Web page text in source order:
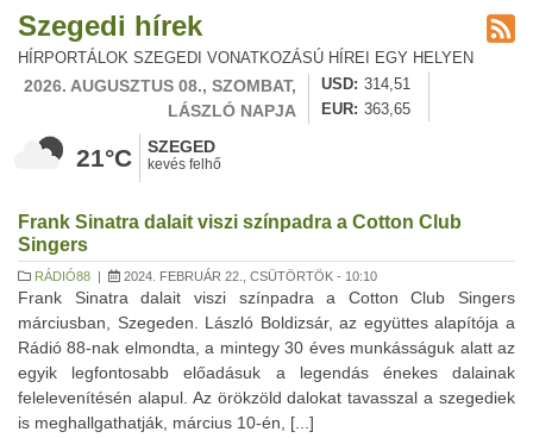
Szegedi hírek
HÍRPORTÁLOK SZEGEDI VONATKOZÁSÚ HÍREI EGY HELYEN
2026. AUGUSZTUS 08., SZOMBAT,
LÁSZLÓ NAPJA
USD
314,51
EUR
363,65
21°C SZEGED
kevés felhő
Frank Sinatra dalait viszi színpadra a Cotton Club
Singers
RÁDIÓ88 | 2024. FEBRUÁR 22., CSÜTÖRTÖK - 10:10
Frank Sinatra dalait viszi színpadra a Cotton Club Singers
márciusban, Szegeden. László Boldizsár, az együttes alapítója a
Rádió 88-nak elmondta, a mintegy 30 éves munkásságuk alatt az
egyik legfontosabb előadásuk a legendás énekes dalainak
felelevenítésén alapul. Az örökzöld dalokat tavasszal a szegediek
is meghallgathatják, március 10-én, [...]